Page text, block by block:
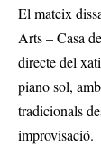
El mateix
Arts – Casa
directe del
piano sol,
tradicionals
improvisació.